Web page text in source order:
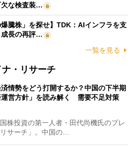
欠な検査装…
爆騰株」を探せ】TDK：AIインフラを支
長の再評…
一覧を見る
・リサーチ
情勢をどう打開するか？中国の下半期
運営方針」を読み解く 需要不足対策
株投資の第一人者・田代尚機氏のプレ
サーチ」。中国の…